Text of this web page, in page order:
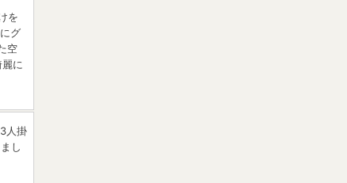
を
グ
空
に
人掛
し